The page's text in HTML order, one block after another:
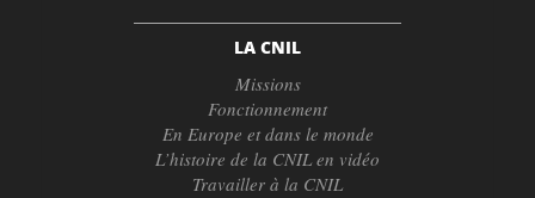
LA CNIL
Missions
Fonctionnement
En Europe et dans le monde
L’histoire de la CNIL en vidéo
Travailler à la CNIL